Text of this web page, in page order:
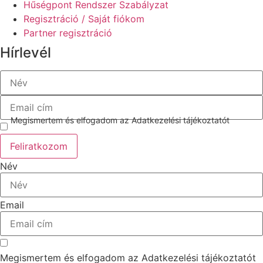
Hűségpont Rendszer Szabályzat
Regisztráció / Saját fiókom
Partner regisztráció
Hírlevél
Megismertem és elfogadom az Adatkezelési tájékoztatót
Feliratkozom
Név
Email
Megismertem és elfogadom az Adatkezelési tájékoztatót